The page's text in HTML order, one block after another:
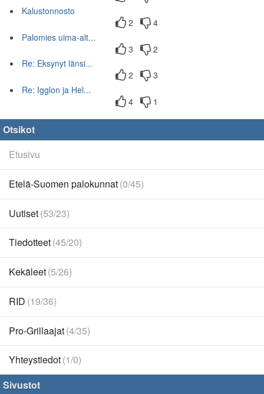
Kalustonnosto
2
4
Palomies uima-alt...
3
2
Re: Eksynyt länsi...
2
3
Re: Igglon ja Hel...
4
1
Otsikot
Etusivu
Etelä-Suomen palokunnat(0/45)
Uutiset(53/23)
Tiedotteet(45/20)
Kekäleet(5/26)
RID (19/36)
Pro-Grillaajat(4/35)
Yhteystiedot(1/0)
Sivustot